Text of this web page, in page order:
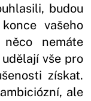
budou
vašeho
nemáte
vše pro
získat.
ale